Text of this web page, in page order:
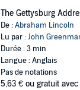
The Gettysburg
De :Abraham Lincoln
Lu par :John
Durée : 3 min
Langue : Anglais
Pas de notations
5,63 € ou gratuit avec